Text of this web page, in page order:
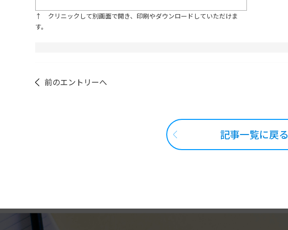
↑ クリニックして別画面で開き、印刷やダウンロードしていただけま
す。
前のエントリーへ
記事一覧に戻る